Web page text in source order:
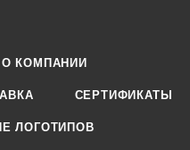
О КОМПАНИИ
СЕРТИФИКАТЫ
ЛОГОТИПОВ